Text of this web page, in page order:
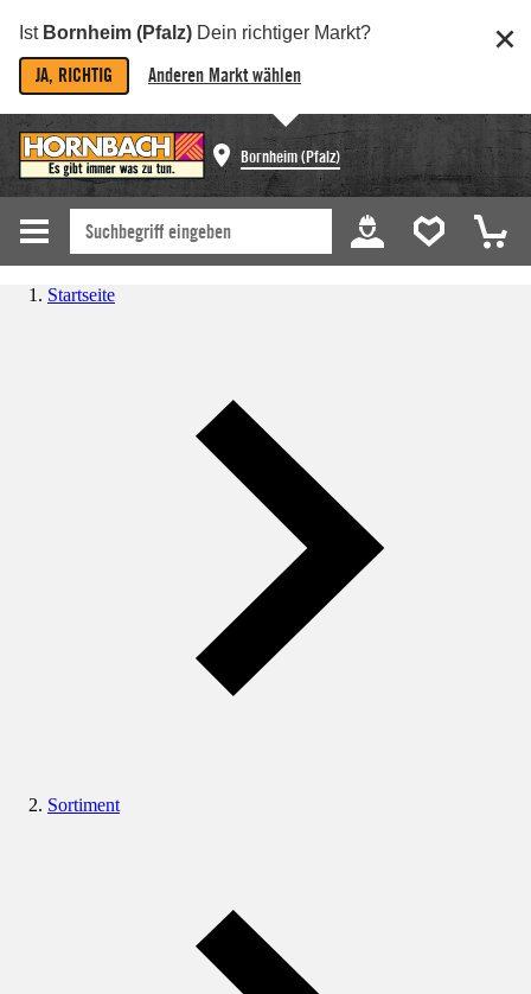
Ist Bornheim (Pfalz) Dein richtiger Markt?
JA, RICHTIG Anderen Markt wählen
Bornheim (Pfalz)
Startseite
Sortiment